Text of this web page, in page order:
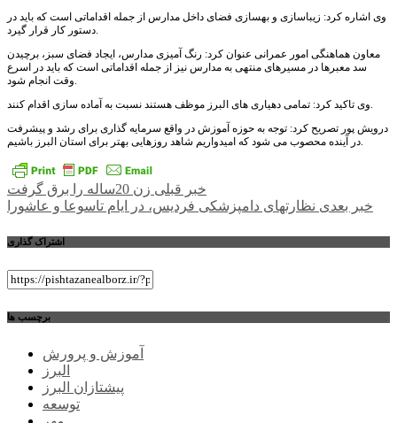
وی اشاره کرد: زیباسازی و بهسازی فضای داخل مدارس از جمله اقداماتی است که باید در
دستور کار قرار گیرد.
معاون هماهنگی امور عمرانی عنوان کرد: رنگ آمیزی مدارس، ایجاد فضای سبز، برچیدن
سد معبرها در مسیرهای منتهی به مدارس نیز از جمله اقداماتی است که باید در اسرع
وقت انجام شود.
وی تاکید کرد: تمامی دهیاری های البرز موظف هستند نسبت به آماده سازی اقدام کنند.
درویش پور تصریح کرد: توجه به حوزه آموزش در واقع سرمایه گذاری برای رشد و پیشرفت
در آینده محصوب می شود که امیدواریم شاهد روزهایی بهتر برای استان البرز باشیم.
راهبری
نوشته
خبر قبلی زن 20ساله را برق گرفت
خبر بعدی نظارتهای دامپزشکی فردیس، در ایام تاسوعا و عاشورا
اشتراک گذاری
برچسب ها
آموزش و پرورش
البرز
پیشتازان البرز
توسعه